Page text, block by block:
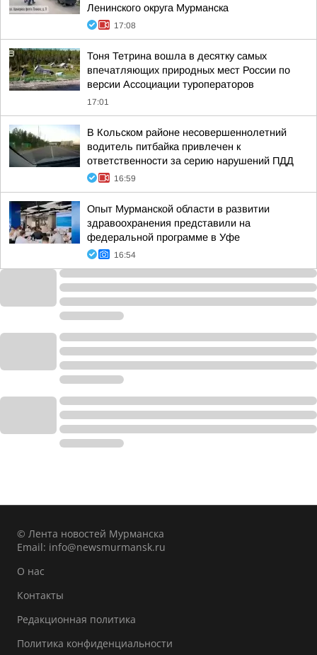
Ленинского округа Мурманска
17:08
Тоня Тетрина вошла в десятку самых
впечатляющих природных мест России по
версии Ассоциации туроператоров
17:01
В Кольском районе несовершеннолетний
водитель питбайка привлечен к
ответственности за серию нарушений ПДД
16:59
Опыт Мурманской области в развитии
здравоохранения представили на
федеральной программе в Уфе
16:54
© Лента новостей Мурманска
Email: info@newsmurmansk.ru
О нас
Контакты
Редакционная политика
Политика конфиденциальности